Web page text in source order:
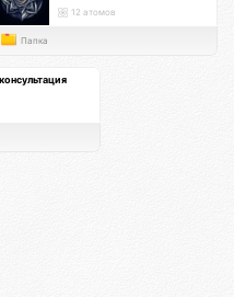
12 атомов
Папка